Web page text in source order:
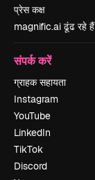
प्रेस कक्ष
magnific.ai ढूंढ रहे हैं
संपर्क करें
ग्राहक सहायता
Instagram
YouTube
LinkedIn
TikTok
Discord